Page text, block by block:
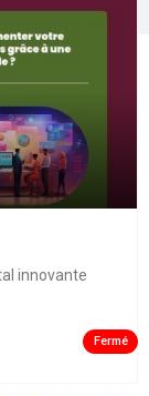
innovante
Fermé